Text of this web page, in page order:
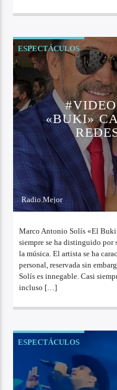
ESPECTÁCULOS
«BUKI»
Radio.Mejor
Marco Antonio Solís «El
siempre se ha distinguido por
la música. El artista se ha
personal, reservada sin
Solís es innegable. Casi
incluso […]
ESPECTÁCULOS